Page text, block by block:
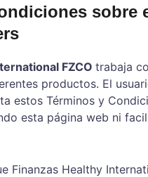
sobre
FZCO trabaja
productos. El
estos Términos y
esta página web ni
Finanzas Healthy